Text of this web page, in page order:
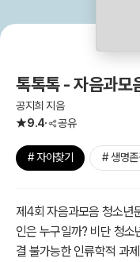
톡톡톡 - 자음과모
공지희 지음
9.4
공유
# 자아찾기 # 생명존
제4회 자음과모음 청소년
인은 누구일까? 비단 청소
결 불가능한 인류학적 과